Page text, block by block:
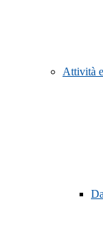
Attività